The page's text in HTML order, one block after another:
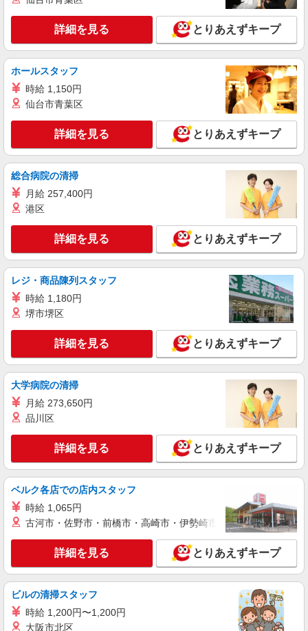
詳細を見る
パート
伊勢崎南ケアセンターそよ風：RO11298
月） ※業績による ※処遇改善手当は試用期間中(3
ヶ月)は支給なし
群馬県伊勢崎市茂呂町二丁目3517-2
キープ 詳細を見る
パート
伊勢崎南ケアセンターそよ風：RO13113
【時給】1,400円〜1,720円 ▼給与詳細 処遇改
善手当：200〜220円/時 準夜勤手当:3500円/回 ▼
下記別途支給 通勤手当 年末年始手当：380円/時
寸志あり：年2回（6月・12月） ※業績による ※
処遇改善手当は試用期間中(3ヶ月)は支給なし
群馬県伊勢崎市茂呂町二丁目3517-2
キープ 詳細を見る
パート
伊勢崎南ケアセンターそよ風：RO13095
ショートステイ 介護スタッフ
【時給】1,450円〜1,770円 ▼給与詳細 処遇改
善手当：200〜220円/時 準夜勤手当:3500円/回 ▼
下記別途支給 通勤手当 年末年始手当：380円/時
寸志あり：年2回（6月・12月） ※業績による ※
処遇改善手当は試用期間中(3ヶ月)は支給なし
群馬県伊勢崎市茂呂町二丁目3517-2
詳細を見る
伊勢崎ケアセンターそよ風：RO13089
ショートステイ 介護スタッフ
善手当：200〜220円/時 準夜勤手当:3500円/回 ▼
下記別途支給 通勤手当 年末年始手当：380円/時
寸志あり：年2回（6月・12月） ※業績による ※
処遇改善手当は試用期間中(3ヶ月)は支給なし
キープ 詳細を見る
パート
伊勢崎南ケアセンターそよ風：RO11301
詳細を見る とりあえずキープ
ホールスタッフ
時給 1,150円
仙台市青葉区
詳細を見る とりあえずキープ
総合病院の清掃
月給 257,400円
港区
詳細を見る とりあえずキープ
レジ・商品陳列スタッフ
時給 1,180円
堺市堺区
詳細を見る とりあえずキープ
大学病院の清掃
月給 273,650円
品川区
詳細を見る とりあえずキープ
ベルク各店での店内スタッフ
時給 1,065円
古河市・佐野市・前橋市・高崎市・伊勢崎市・太田市・館林市
詳細を見る とりあえずキープ
ビルの清掃スタッフ
時給 1,200円〜1,200円
大阪市北区